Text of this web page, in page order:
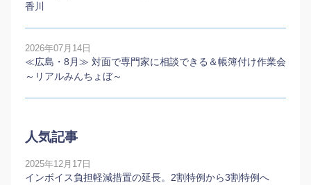
香川
2026年07月14日
≪広島・8月≫ 対面で専門家に相談できる＆帳簿付け作業会
～リアルみんちょぼ～
人気記事
2025年12月17日
インボイス負担軽減措置の延長。2割特例から3割特例へ